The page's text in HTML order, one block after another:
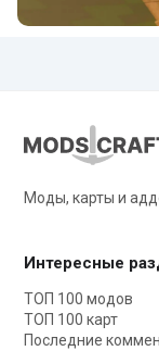
Моды, карты и
Интересные
ТОП 100 модов
ТОП 100 карт
Последние